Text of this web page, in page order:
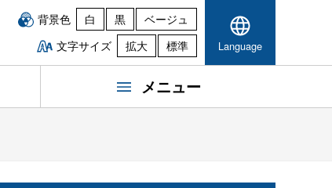
背景色 白 黒
ベージュ
文字サイズ
拡大 標準 Language
メニュー